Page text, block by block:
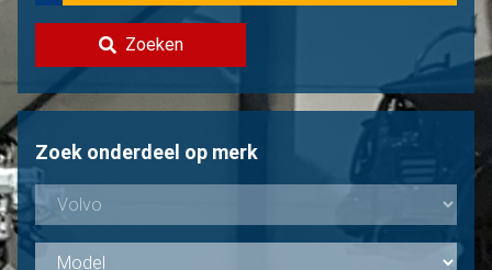
Contact
Volvo verkopen?
Niet gevonden?
Zoeken
Zoek onderdeel op merk